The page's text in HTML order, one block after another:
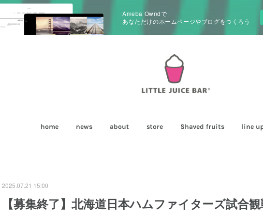
Ameba Owndで
あなただけのホームページやブログをつくろう
home news about store Shaved fruits line
2025.07.21 15:00
【募集終了】北海道日本ハムファイターズ試合